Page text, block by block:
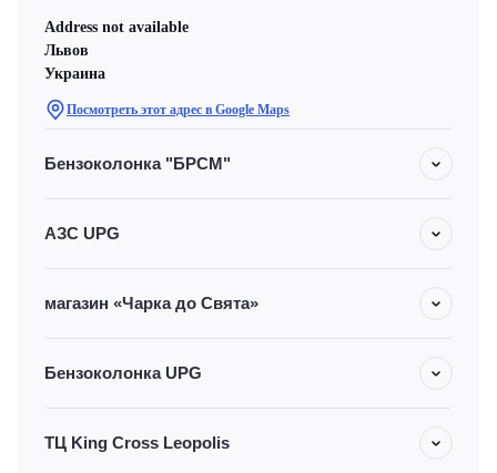
Address not available
Львов
Украина
Посмотреть этот адрес в Google Maps
Бензоколонка "БРСМ"
АЗС UPG
магазин «Чарка до Свята»
Бензоколонка UPG
ТЦ King Cross Leopolis